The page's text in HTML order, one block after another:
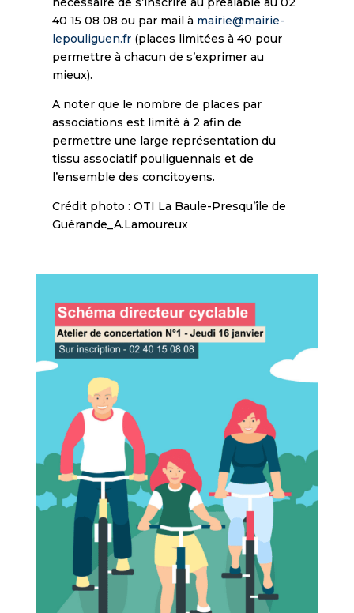
40 15 08 08 ou par mail à mairie@mairie-
lepouliguen.fr(places limitées à 40 pour
permettre à chacun de s’exprimer au
mieux).
A noter que le nombre de places par
associations est limité à 2 afin de
permettre une large représentation du
tissu associatif pouliguennais et de
l’ensemble des concitoyens.
Crédit photo : OTI La Baule-Presqu’île de
Guérande_A.Lamoureux